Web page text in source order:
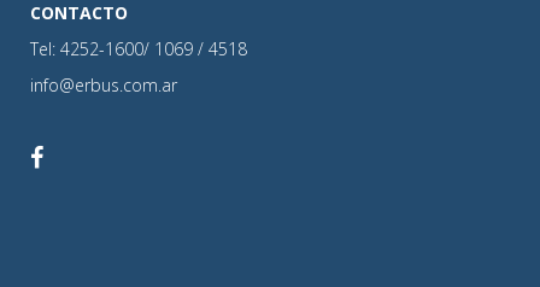
CONTACTO
Tel: 4252-1600/ 1069 / 4518
info@erbus.com.ar